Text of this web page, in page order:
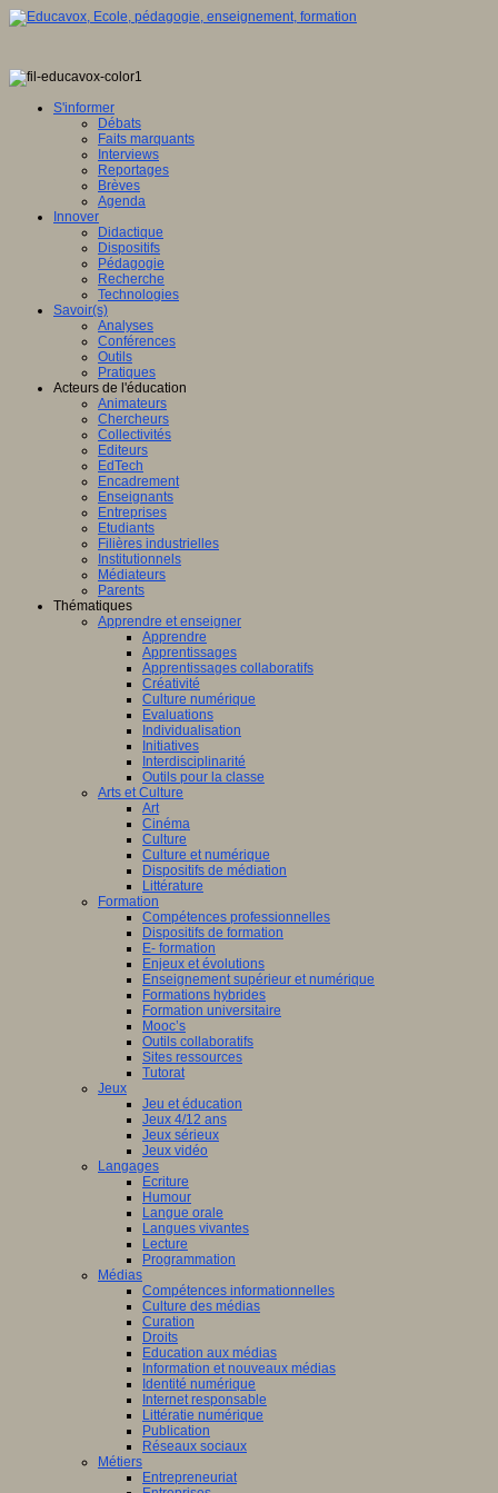
S'informer
Débats
Faits marquants
Interviews
Reportages
Brèves
Agenda
Innover
Didactique
Dispositifs
Pédagogie
Recherche
Technologies
Savoir(s)
Analyses
Conférences
Outils
Pratiques
Acteurs de l'éducation
Animateurs
Chercheurs
Collectivités
Editeurs
EdTech
Encadrement
Enseignants
Entreprises
Etudiants
Filières industrielles
Institutionnels
Médiateurs
Parents
Thématiques
Apprendre et enseigner
Apprendre
Apprentissages
Apprentissages collaboratifs
Créativité
Culture numérique
Evaluations
Individualisation
Initiatives
Interdisciplinarité
Outils pour la classe
Arts et Culture
Art
Cinéma
Culture
Culture et numérique
Dispositifs de médiation
Littérature
Formation
Compétences professionnelles
Dispositifs de formation
E- formation
Enjeux et évolutions
Enseignement supérieur et numérique
Formations hybrides
Formation universitaire
Mooc’s
Outils collaboratifs
Sites ressources
Tutorat
Jeux
Jeu et éducation
Jeux 4/12 ans
Jeux sérieux
Jeux vidéo
Langages
Ecriture
Humour
Langue orale
Langues vivantes
Lecture
Programmation
Médias
Compétences informationnelles
Culture des médias
Curation
Droits
Education aux médias
Information et nouveaux médias
Identité numérique
Internet responsable
Littératie numérique
Publication
Réseaux sociaux
Métiers
Entrepreneuriat